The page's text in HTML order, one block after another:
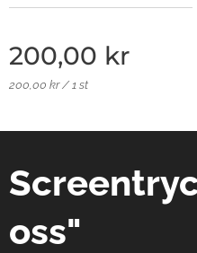
200,00 kr
200,00 kr / 1 st
oss"